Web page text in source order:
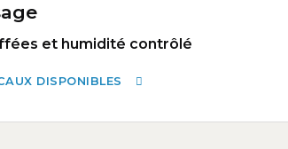
et humidité contrôlé
DISPONIBLES